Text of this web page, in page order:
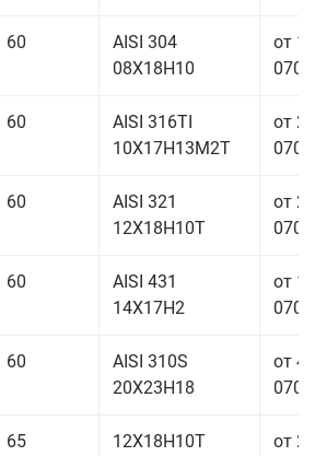
60
AISI 304
08Х18Н10
от
60
AISI 316TI
10Х17Н13М2Т
от
60
AISI 321
12Х18Н10Т
от
60
AISI 431
14Х17Н2
от
60
AISI 310S
20Х23Н18
от
65 12Х18Н10Т
от